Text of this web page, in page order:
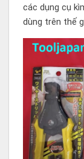
các dụng cụ
dùng trên thế